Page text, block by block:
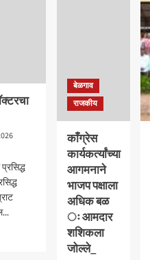
बेळगाव
राजकीय
काँग्रेस
कार्यकर्त्यांच्या
आगमनाने
भाजप पक्षाला
अधिक बळ
ः आमदार
शशिकला
जोल्ले_